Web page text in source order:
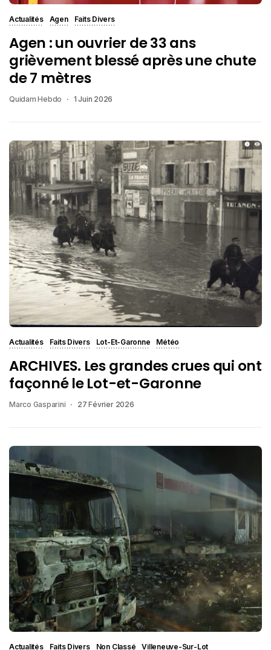
Actualités Agen Faits Divers
Agen : un ouvrier de 33 ans
grièvement blessé après une chute
de 7 mètres
Quidam Hebdo 1 Juin 2026
Actualités Faits Divers Lot-Et-Garonne Météo
ARCHIVES. Les grandes crues qui ont
façonné le Lot-et-Garonne
Marco Gasparini 27 Février 2026
Actualités Faits Divers Non Classé Villeneuve-Sur-Lot